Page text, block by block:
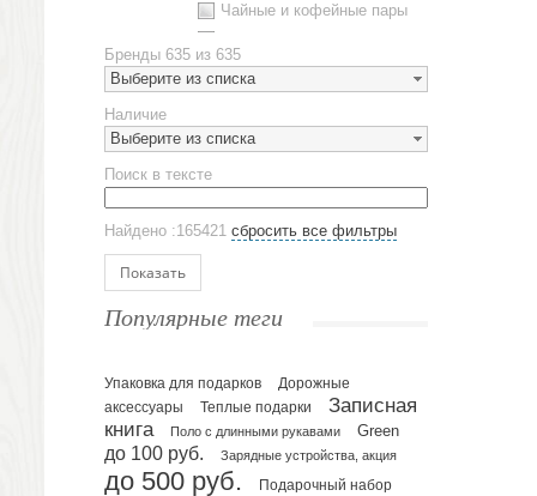
Чайные и кофейные пары
Наборы посуды
Предметы сервировки
Стаканы
Эко кружки
ЕВРОПОСУДА
Аксессуары
Ежедневники и блокноты
Датированные ежедневники
Планинги и телефонные книжки
Планинги датированные
Планинги недатированные
Бренды 635 из 635
Выберите из списка
Наличие
Выберите из списка
Поиск в тексте
Найдено :165421 сбросить все фильтры
Показать
Популярные теги
Упаковка для подарков
Дорожные
аксессуары
Теплые подарки
Записная
книга
Поло с длинными рукавами Green
до 100 руб. Зарядные устройства, акция
до 500 руб. Подарочный набор